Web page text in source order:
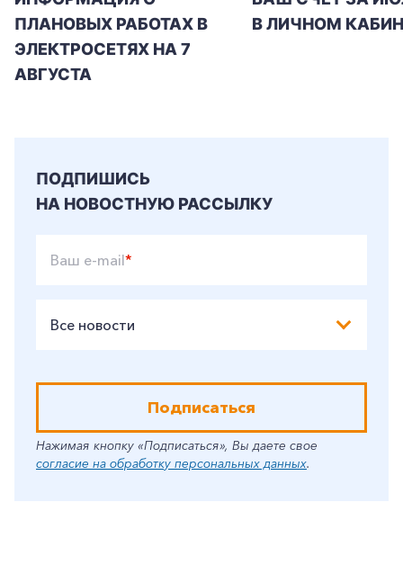
Заказать обратный звонок
ПЛАНОВЫХ РАБОТАХ В
ЭЛЕКТРОСЕТЯХ НА 7
АВГУСТА
В ЛИЧНОМ
ПОДПИШИСЬ
НА НОВОСТНУЮ РАССЫЛКУ
Ваш e-mail*
Все новости
Подписаться
Нажимая кнопку «Подписаться», Вы даете свое
согласие на обработку персональных данных.